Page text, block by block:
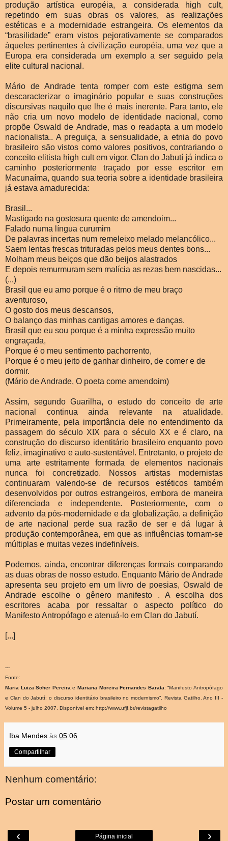
produção artística européia, a considerada high cult,
repetindo em suas obras os valores, as realizações
estéticas e a modernidade estrangeira. Os elementos da
“brasilidade” eram vistos pejorativamente se comparados
àqueles pertinentes à civilização européia, uma vez que a
Europa era considerada um exemplo a ser seguido pela
elite cultural nacional.
Mário de Andrade tenta romper com este estigma sem
descaracterizar o imaginário popular e suas construções
discursivas naquilo que lhe é mais inerente. Para tanto, ele
não cria um novo modelo de identidade nacional, como
propõe Oswald de Andrade, mas o readapta a um modelo
nacionalista.. A preguiça, a sensualidade, a etnia do povo
brasileiro são vistos como valores positivos, contrariando o
conceito elitista high cult em vigor. Clan do Jabutí já indica o
caminho posteriormente traçado por esse escritor em
Macunaíma, quando sua teoria sobre a identidade brasileira
já estava amadurecida:
Brasil...
Mastigado na gostosura quente de amendoim...
Falado numa língua curumim
De palavras incertas num remeleixo melado melancólico...
Saem lentas frescas trituradas pelos meus dentes bons...
Molham meus beiços que dão beijos alastrados
E depois remurmuram sem malícia as rezas bem nascidas...
(...)
Brasil que eu amo porque é o ritmo de meu braço
aventuroso,
O gosto dos meus descansos,
O balanço das minhas cantigas amores e danças.
Brasil que eu sou porque é a minha expressão muito
engraçada,
Porque é o meu sentimento pachorrento,
Porque é o meu jeito de ganhar dinheiro, de comer e de
dormir.
(Mário de Andrade, O poeta come amendoim)
Assim, segundo Guarilha, o estudo do conceito de arte
nacional continua ainda relevante na atualidade.
Primeiramente, pela importância dele no entendimento da
passagem do século XIX para o século XX e é claro, na
construção do discurso identitário brasileiro enquanto povo
feliz, imaginativo e auto-sustentável. Entretanto, o projeto de
uma arte estritamente formada de elementos nacionais
nunca foi concretizado. Nossos artistas modernistas
continuaram valendo-se de recursos estéticos também
desenvolvidos por outros estrangeiros, embora de maneira
diferenciada e independente. Posteriormente, com o
advento da pós-modernidade e da globalização, a definição
de arte nacional perde sua razão de ser e dá lugar à
produção contemporânea, em que as influências tornam-se
múltiplas e muitas vezes indefiníveis.
Podemos, ainda, encontrar diferenças formais comparando
as duas obras de nosso estudo. Enquanto Mário de Andrade
apresenta seu projeto em um livro de poesias, Oswald de
Andrade escolhe o gênero manifesto . A escolha dos
escritores acaba por ressaltar o aspecto político do
Manifesto Antropófago e atenuá-lo em Clan do Jabutí.
[...]
---
Fonte:
Maria Luiza Scher Pereira eMariana Moreira Fernandes Barata: “Manifesto Antropófago
e Clan do Jabutí: o discurso identitário brasileiro no modernismo”. Revista Gatilho. Ano III -
Volume 5 - julho 2007. Disponível em: http://www.ufjf.br/revistagatilho
Iba Mendes às 05:06
Compartilhar
Nenhum comentário:
Postar um comentário
‹ ›
Página inicial